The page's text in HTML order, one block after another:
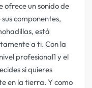
un sonido de
componentes,
está
a ti. Con la
profesional1 y el
si quieres
en la tierra. Y como